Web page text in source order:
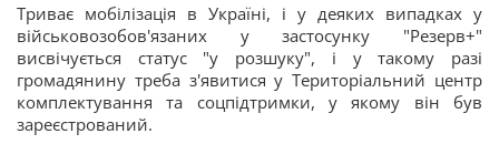
Триває мобілізація в Україні, і у деяких випадках у
військовозобов'язаних у застосунку "Резерв+"
висвічується статус "у розшуку", і у такому разі
громадянину треба з'явитися у Територіальний центр
комплектування та соцпідтримки, у якому він був
зареєстрований.